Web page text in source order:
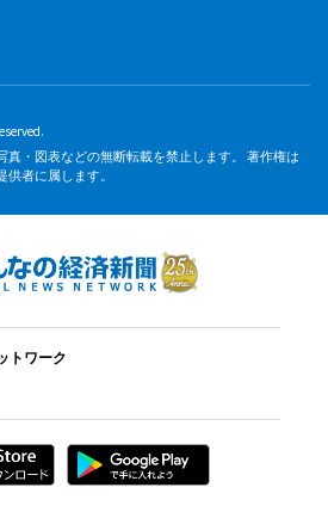
真・図表などの無断転載を禁止します。 著作権は
者に属します。
トワーク